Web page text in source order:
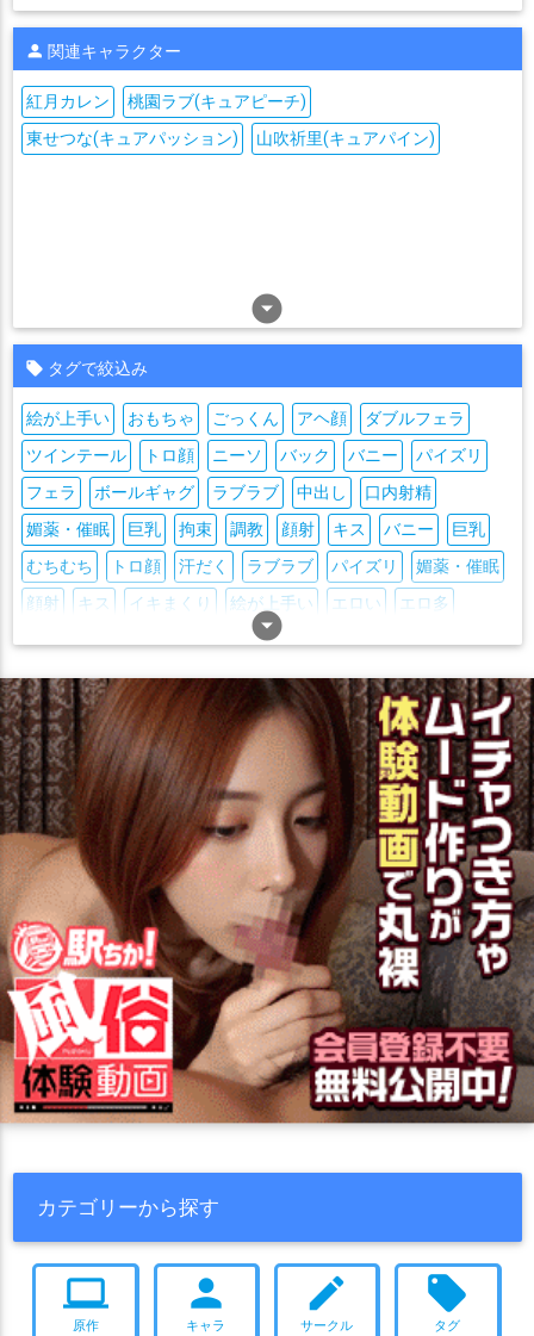
関連キャラクター
arrow_drop_down_circle
紅月カレン
桃園ラブ(キュアピーチ)
東せつな(キュアパッション)
山吹祈里(キュアパイン)
タグで絞込み
arrow_drop_down_circle
絵が上手い おもちゃ ごっくん アヘ顔
ダブルフェラ
ツインテール
トロ顔 ニーソ バック バニー
パイズリ
フェラ
ボールギャグ ラブラブ 中出し
口内射精
媚薬・催眠
巨乳 拘束 調教 顔射 キス バニー
巨乳
むちむち
トロ顔 汗だく ラブラブ パイズリ
媚薬・催眠
顔射
キス イキまくり 絵が上手い エロい
エロ多
アヘ顔 調教
おもちゃ
拘束 ボールギャグ 複数人プレイ 連続
合同作
ごっくん
バック フェラ 騎乗位 口内射精 かわいい
カテゴリーから探す
computer
原作
person
キャラ
create
サークル
local_offer
タグ